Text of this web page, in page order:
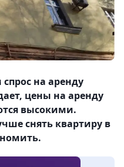
на аренду
цены на аренду
высокими.
снять квартиру в